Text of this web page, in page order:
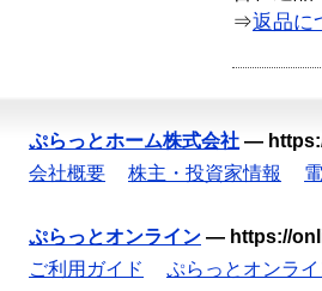
⇒返品に
ぷらっとホーム株式会社 —
会社概要
株主・投資家情報
ぷらっとオンライン — https://
ご利用ガイド
ぷらっとオンラ